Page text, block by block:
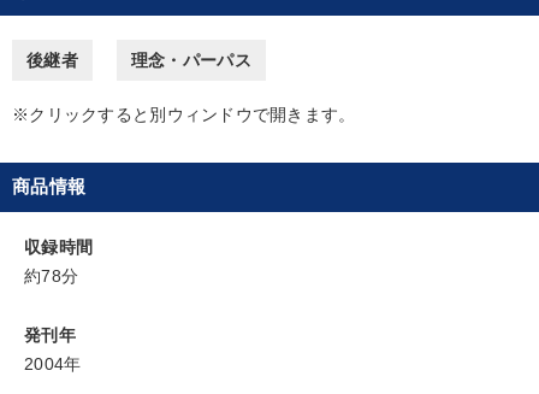
タル版（音声／動画ストリーミング・ダウンロード）
2025年春季全国経営者セミナー収録講演ＣＤ・講演ＤＶＤ・デジ
タル版（音声／動画ストリーミング・ダウンロード）
【6月】音声・映像
タル版（音声／動画ストリーミング・ダウンロード）
後継者 理念・パーパス
※クリックすると別ウィンドウで開きます。
商品情報
収録時間
約78分
発刊年
2004年